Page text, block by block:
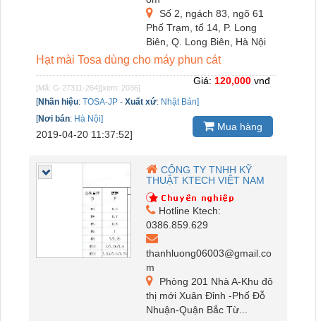
Số 2, ngách 83, ngõ 61
Phố Trạm, tổ 14, P. Long
Biên, Q. Long Biên, Hà Nội
Hạt mài Tosa dùng cho máy phun cát
[Mã: G-27311-264][xem: 2036]
[Nhãn hiệu: TOSA-JP - Xuất xứ: Nhật Bản]
[Nơi bán: Hà Nội]
2019-04-20 11:37:52]
Giá: 120,000 vnđ
Mua hàng
CÔNG TY TNHH KỸ
THUẬT KTECH VIỆT NAM
Hotline Ktech:
0386.859.629
thanhluong06003@gmail.co
m
Phòng 201 Nhà A-Khu đô
thị mới Xuân Đỉnh -Phố Đỗ
Nhuận-Quận Bắc Từ...